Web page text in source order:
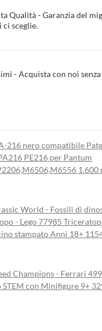
Qualità - Garanzia del
ci sceglie.
- Acquista con noi
216 nero compatibile
PE216 per Pantum
1.600
World - Fossili di
- Lego 77985
stampato Anni 18+
Champions - Ferrari
STEM con Minifigure 9+